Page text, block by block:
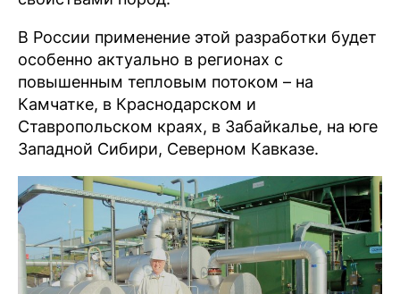
В России применение этой разработки будет
особенно актуально в регионах с
повышенным тепловым потоком – на
Камчатке, в Краснодарском и
Ставропольском краях, в Забайкалье, на юге
Западной Сибири, Северном Кавказе.